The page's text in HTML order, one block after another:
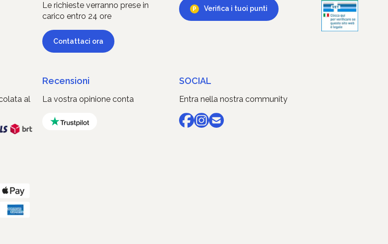
Le richieste verranno prese in
carico entro 24 ore
Contattaci ora
Verifica i tuoi punti
al
Recensioni
La vostra opinione conta
SOCIAL
Entra nella nostra community